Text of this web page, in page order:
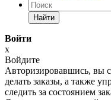
Найти
Войти
x
Войдите
Авторизировавшись, вы
делать заказы, а также
следить за состоянием